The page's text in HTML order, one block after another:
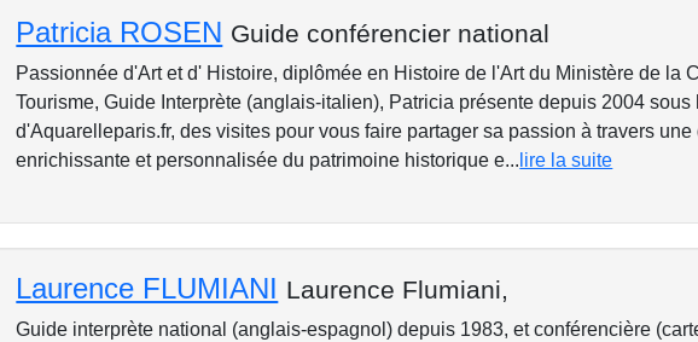
Patricia ROSEN Guide conférencier national
Passionnée d'Art et d' Histoire, diplômée en Histoire de l'Art du Ministère de la
Tourisme, Guide Interprète (anglais-italien), Patricia présente depuis 2004 sous
d'Aquarelleparis.fr, des visites pour vous faire partager sa passion à travers une
enrichissante et personnalisée du patrimoine historique e... lire la suite
Laurence FLUMIANI Laurence Flumiani,
Guide interprète national (anglais-espagnol) depuis 1983, et conférencière